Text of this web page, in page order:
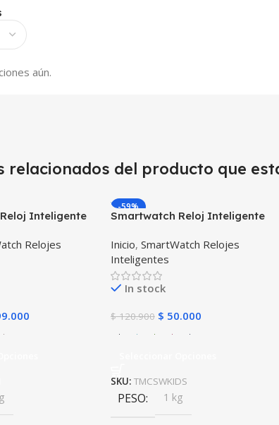
aún.
relacionados del producto que
Inteligente
y Ritmo
Relojes
-59%
Smartwatch Reloj Inteligente
SOS
Inicio, SmartWatch Relojes
Inteligentes
In stock
$120.900 $ 50.000
SKU: TMCSWKIDS
PESO 1 kg